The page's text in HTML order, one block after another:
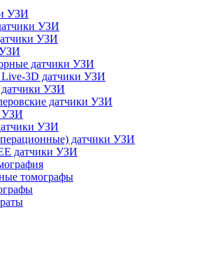
УЗИ
УЗИ
УЗИ
датчики УЗИ
3D датчики УЗИ
датчики УЗИ
датчики УЗИ
УЗИ
УЗИ
датчики УЗИ
датчики УЗИ
томографы